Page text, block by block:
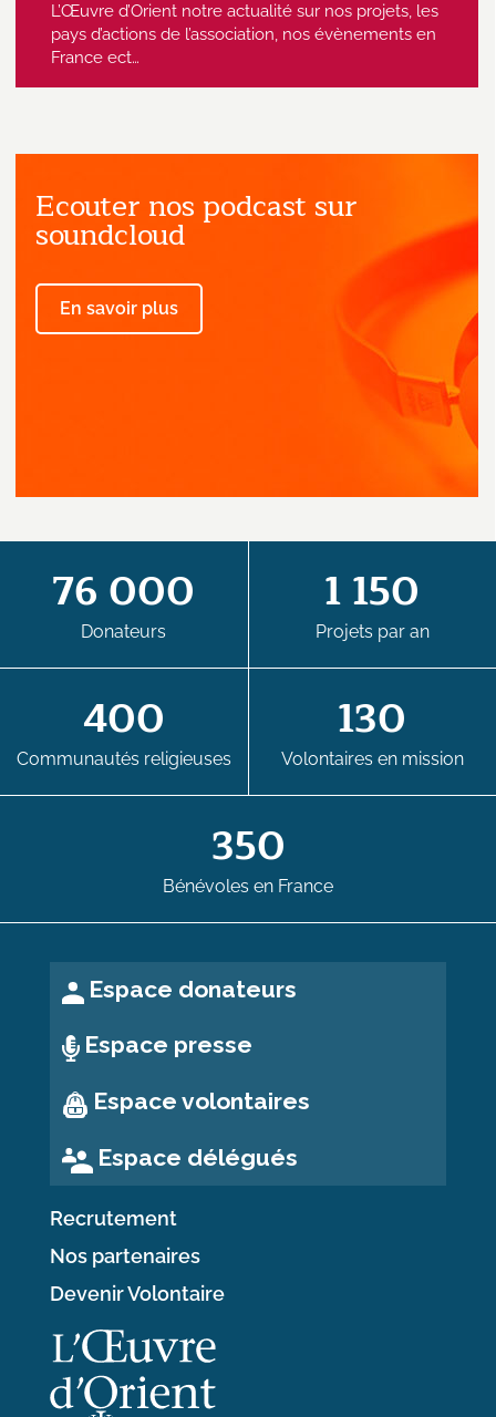
L’Œuvre d’Orient notre actualité sur nos projets, les
pays d’actions de l’association, nos évènements en
France ect…
J'accepte de recevoir des emails
provenant de l'Œuvre d'Orient.
Ecouter nos podcast sur
soundcloud
En savoir plus
76 000
Donateurs
1 150
Projets par an
400
Communautés religieuses
130
Volontaires en mission
350
Bénévoles en France
Espace donateurs
Espace presse
Espace volontaires
Espace délégués
Recrutement
Nos partenaires
Devenir Volontaire